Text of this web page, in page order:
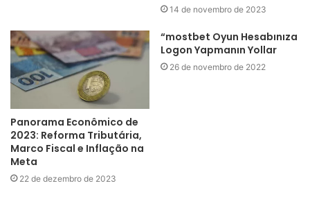
14 de novembro de 2023
Panorama Econômico de
2023: Reforma Tributária,
Marco Fiscal e Inflação na
Meta
22 de dezembro de 2023
“mostbet Oyun Hesabınıza
Logon Yapmanın Yollar
26 de novembro de 2022